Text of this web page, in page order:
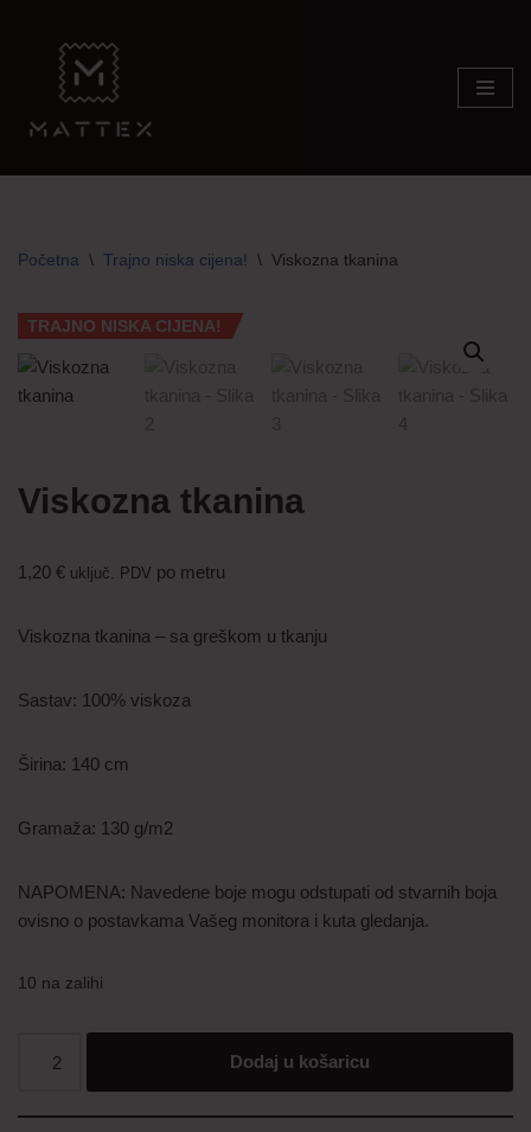
content
Početna \ Trajno niska cijena! \ Viskozna tkanina
TRAJNO NISKA CIJENA!
Viskozna tkanina
1,20 € uključ. PDV po metru
Viskozna tkanina – sa greškom u tkanju
Sastav: 100% viskoza
Širina: 140 cm
Gramaža: 130 g/m2
NAPOMENA: Navedene boje mogu odstupati od stvarnih boja
ovisno o postavkama Vašeg monitora i kuta gledanja.
10 na zalihi
Dodaj u košaricu